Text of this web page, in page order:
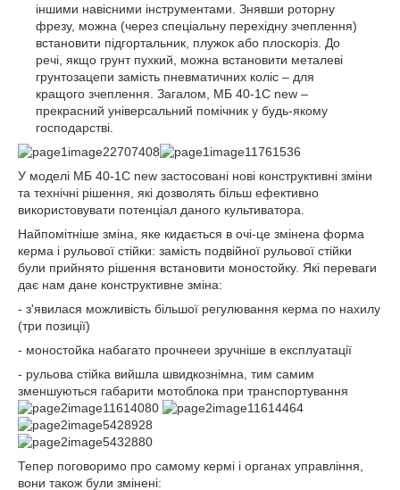
іншими навісними інструментами. Знявши роторну
фрезу, можна (через спеціальну перехідну зчеплення)
встановити підгортальник, плужок або плоскоріз. До
речі, якщо грунт пухкий, можна встановити металеві
грунтозацепи замість пневматичних коліс – для
кращого зчеплення. Загалом, МБ 40-1С new –
прекрасний універсальний помічник у будь-якому
господарстві.
У моделі МБ 40-1С new застосовані нові конструктивні зміни
та технічні рішення, які дозволять більш ефективно
використовувати потенціал даного культиватора.
Найпомітніше зміна, яке кидається в очі-це змінена форма
керма і рульової стійки: замість подвійної рульової стійки
були прийнято рішення встановити моностойку. Які переваги
дає нам дане конструктивне зміна:
- з'явилася можливість більшої регулювання керма по нахилу
(три позиції)
- моностойка набагато прочнееи зручніше в експлуатації
- рульова стійка вийшла швидкознімна, тим самим
зменшуються габарити мотоблока при транспортування
Тепер поговоримо про самому кермі і органах управління,
вони також були змінені: